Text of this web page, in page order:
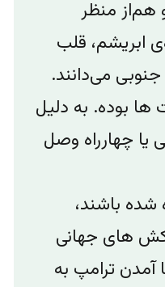
هم‌از منظر
ابریشم، قلب
جنوبی می‌دانند.
بوده. به دلیل
یا چهارراه وصل
شده باشند،
های جهانی
ترامپ به